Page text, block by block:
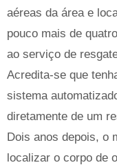
aéreas da área e
pouco mais de
ao serviço de
Acredita-se que
sistema
diretamente de um
Dois anos depois, o
localizar o corpo de